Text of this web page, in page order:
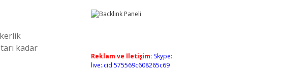
kadar
Reklam ve İletişim: Skype:
live:.cid.575569c608265c69